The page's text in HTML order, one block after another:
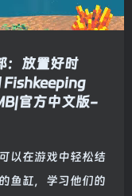
以在游戏中轻松结
鱼缸，学习他们的